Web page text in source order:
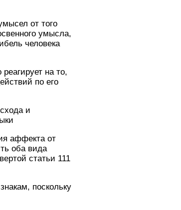
от того
умысла,
человека
на то,
по его
и
аффекта от
оба вида
статьи 111
поскольку